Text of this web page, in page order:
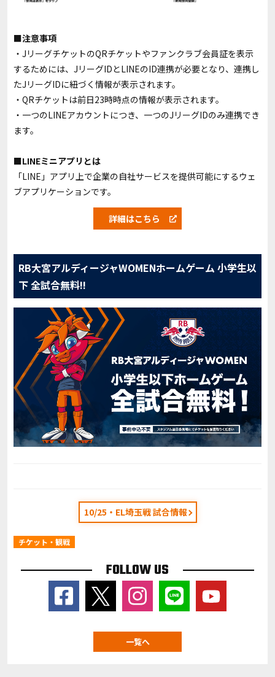
■注意事項
・JリーグチケットのQRチケットやファンクラブ会員証を表示
するためには、JリーグIDとLINEのID連携が必要となり、連携し
たJリーグIDに紐づく情報が表示されます。
・QRチケットは前日23時時点の情報が表示されます。
・一つのLINEアカウントにつき、一つのJリーグIDのみ連携でき
ます。
■LINEミニアプリとは
「LINE」アプリ上で企業の自社サービスを提供可能にするウェ
ブアプリケーションです。
詳細はこちら
RB大宮アルディージャWOMENホームゲーム 小学生以
下 全試合無料!!
10/25・EL埼玉戦 試合情報
チケット・観戦
FOLLOW US
一覧へ